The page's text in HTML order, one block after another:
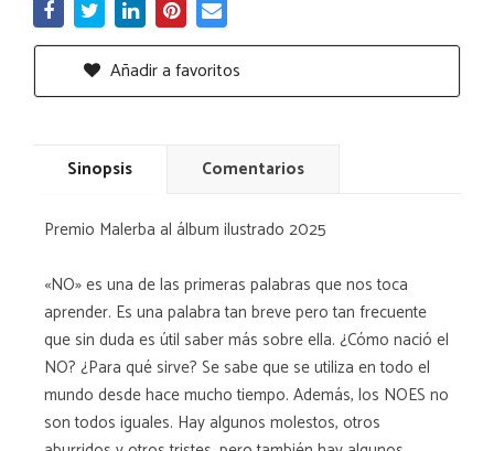
Añadir a favoritos
Sinopsis Comentarios
Premio Malerba al álbum ilustrado 2025
«NO» es una de las primeras palabras que nos toca
aprender. Es una palabra tan breve pero tan frecuente
que sin duda es útil saber más sobre ella. ¿Cómo nació el
NO? ¿Para qué sirve? Se sabe que se utiliza en todo el
mundo desde hace mucho tiempo. Además, los NOES no
son todos iguales. Hay algunos molestos, otros